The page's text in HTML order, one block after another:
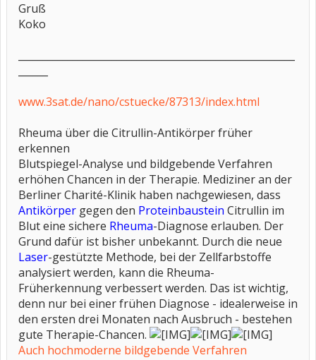
Gruß
Koko
www.3sat.de/nano/cstuecke/87313/index.html
Rheuma über die Citrullin-Antikörper früher
erkennen
Blutspiegel-Analyse und bildgebende Verfahren
erhöhen Chancen in der Therapie. Mediziner an der
Berliner Charité-Klinik haben nachgewiesen, dass
Antikörper gegen den Proteinbaustein Citrullin im
Blut eine sichere Rheuma-Diagnose erlauben. Der
Grund dafür ist bisher unbekannt. Durch die neue
Laser-gestützte Methode, bei der Zellfarbstoffe
analysiert werden, kann die Rheuma-
Früherkennung verbessert werden. Das ist wichtig,
denn nur bei einer frühen Diagnose - idealerweise in
den ersten drei Monaten nach Ausbruch - bestehen
gute Therapie-Chancen.
Auch hochmoderne bildgebende Verfahren